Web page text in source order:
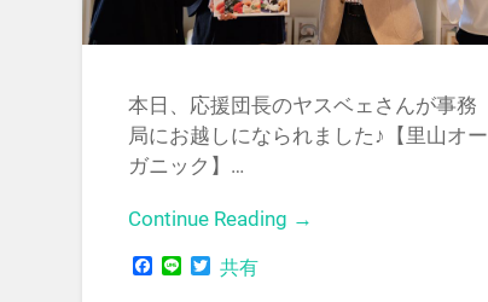
本日、応援団長のヤスベェさんが事務
局にお越しになられました♪【里山オー
ガニック】…
Continue Reading →
Facebook
Line Twitter
共有